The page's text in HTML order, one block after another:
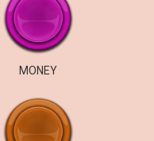
MONEY